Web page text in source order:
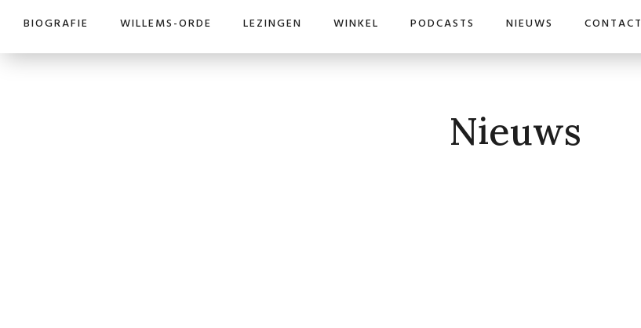
BIOGRAFIE WILLEMS-ORDE LEZINGEN WINKEL PODCASTS NIEUWS CONTACT
Nieuws